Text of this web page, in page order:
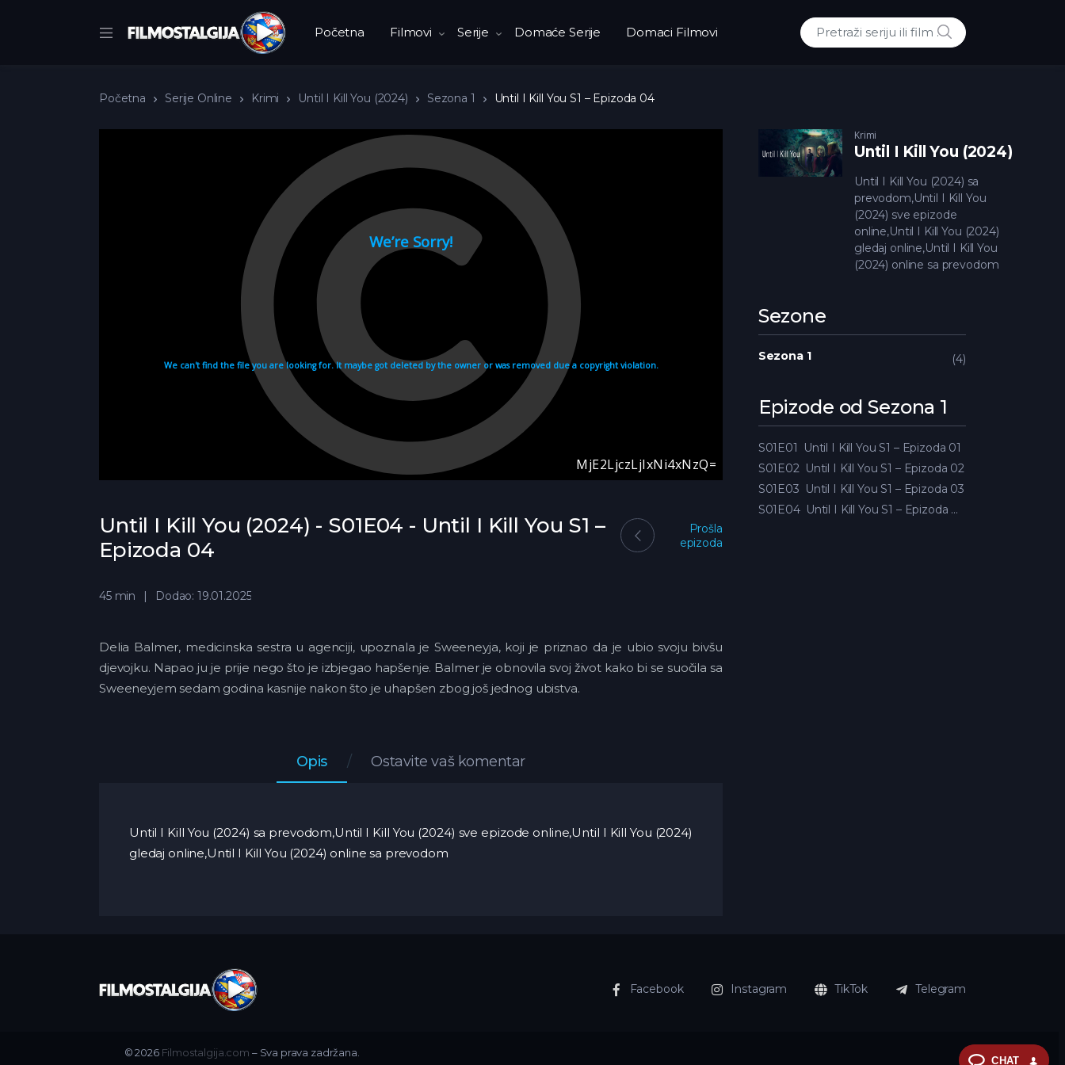
Početna Filmovi Serije Domaće Serije Domaci Filmovi
Traži:
POTRAZI
Početna Serije Online Krimi Until I Kill You (2024) Sezona 1 Until I Kill You S1 – Epizoda 04
Until I Kill You (2024) - S01E04 - Until I Kill You S1 –
Epizoda 04
Prošla
epizoda
45 min Dodao: 19.01.2025
Delia Balmer, medicinska sestra u agenciji, upoznala je Sweeneyja, koji je priznao da je ubio svoju bivšu
djevojku. Napao ju je prije nego što je izbjegao hapšenje. Balmer je obnovila svoj život kako bi se suočila sa
Sweeneyjem sedam godina kasnije nakon što je uhapšen zbog još jednog ubistva.
Opis Ostavite vaš komentar
Until I Kill You (2024) sa prevodom,Until I Kill You (2024) sve epizode online,Until I Kill You (2024)
gledaj online,Until I Kill You (2024) online sa prevodom
Krimi
Until I Kill You (2024)
Until I Kill You (2024) sa
prevodom,Until I Kill You
(2024) sve epizode
online,Until I Kill You (2024)
gledaj online,Until I Kill You
(2024) online sa prevodom
Sezone
Sezona 1 4
Epizode od Sezona 1
S01E01
Until I Kill You S1 – Epizoda 01
S01E02 Until I Kill You S1 – Epizoda 02
S01E03 Until I Kill You S1 – Epizoda 03
S01E04
Until I Kill You S1 – Epizoda 04
Facebook Instagram TikTok Telegram
© 2026 Filmostalgija.com – Sva prava zadržana.
CHAT